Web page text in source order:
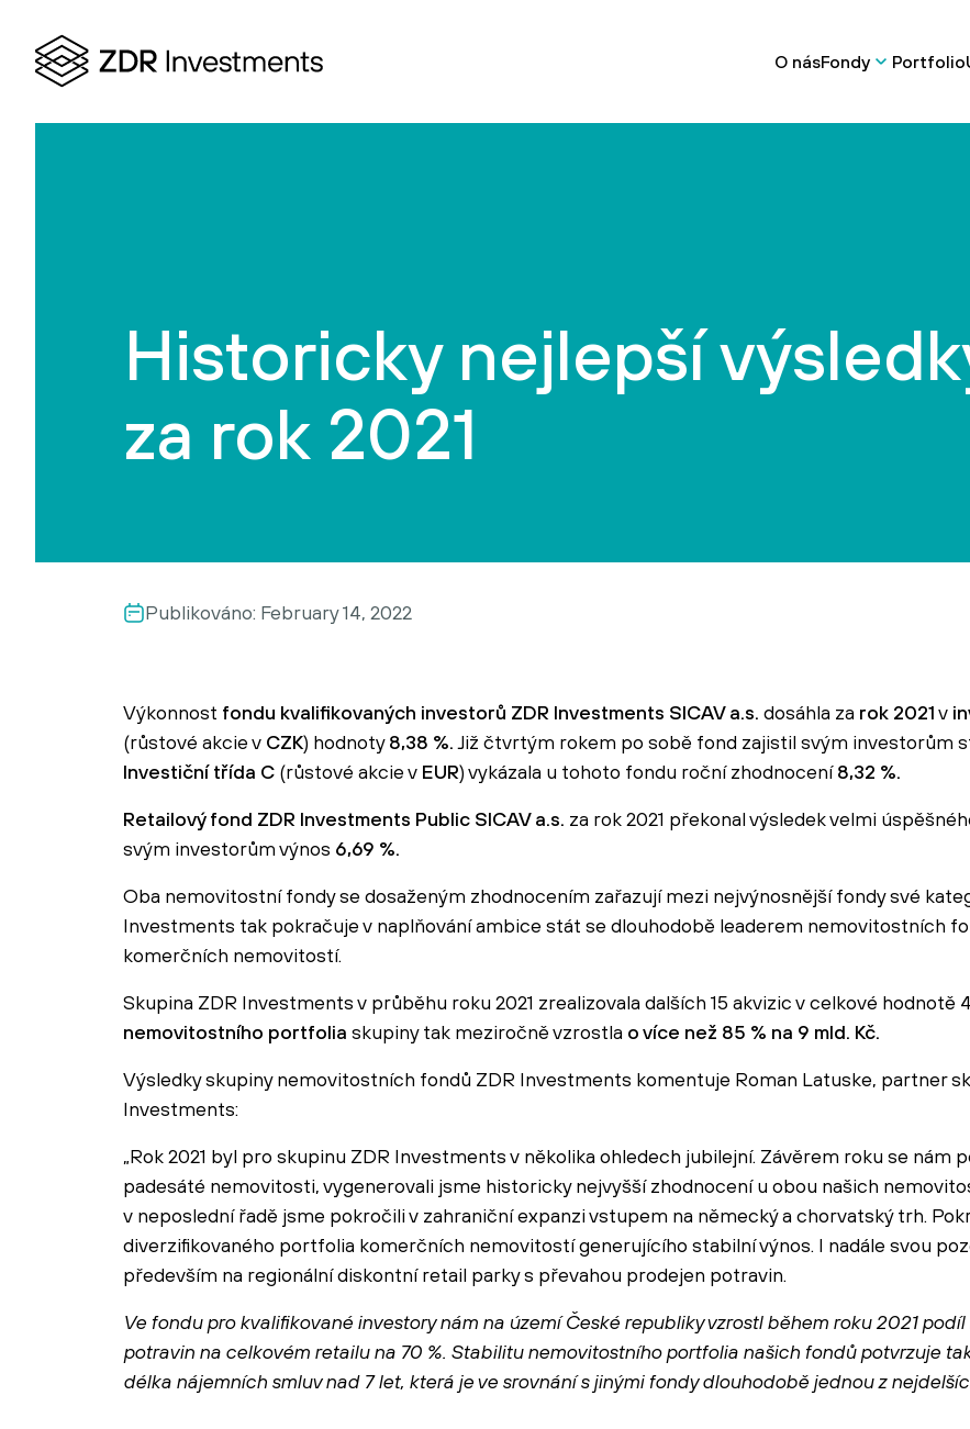
O násFondy Portfolio
Historicky nejlepší
za rok 2021
Publikováno: February 14, 2022
Výkonnost fondu kvalifikovaných investorů ZDR Investments SICAV a.s. dosáhla za rok 2021v
(růstové akcie v CZK) hodnoty8,38 %. Již čtvrtým rokem po sobě fond zajistil svým investorům
Investiční třída C (růstové akcie v EUR) vykázala u tohoto fondu roční zhodnocení8,32 %.
Retailový fond ZDR Investments Public SICAV a.s. za rok 2021 překonal výsledek velmi
svým investorům výnos 6,69 %.
Oba nemovitostní fondy se dosaženým zhodnocením zařazují mezi nejvýnosnější fondy své
Investments tak pokračuje v naplňování ambice stát se dlouhodobě leaderem nemovitostních
komerčních nemovitostí.
Skupina ZDR Investments v průběhu roku 2021 zrealizovala dalších 15 akvizic v celkové hodnotě
nemovitostního portfolia skupiny tak meziročně vzrostla o více než 85 % na 9 mld. Kč.
Výsledky skupiny nemovitostních fondů ZDR Investments komentuje Roman Latuske, partner
Investments:
„Rok 2021 byl pro skupinu ZDR Investments v několika ohledech jubilejní. Závěrem roku se nám
padesáté nemovitosti, vygenerovali jsme historicky nejvyšší zhodnocení u obou našich
v neposlední řadě jsme pokročili v zahraniční expanzi vstupem na německý a chorvatský trh.
diverzifikovaného portfolia komerčních nemovitostí generujícího stabilní výnos. I nadále svou
především na regionální diskontní retail parky s převahou prodejen potravin.
Ve fondu pro kvalifikované investory nám na území České republiky vzrostl během roku 2021
potravin na celkovém retailu na 70 %. Stabilitu nemovitostního portfolia našich fondů potvrzuje
délka nájemních smluv nad 7 let, která je ve srovnání s jinými fondy dlouhodobě jednou z